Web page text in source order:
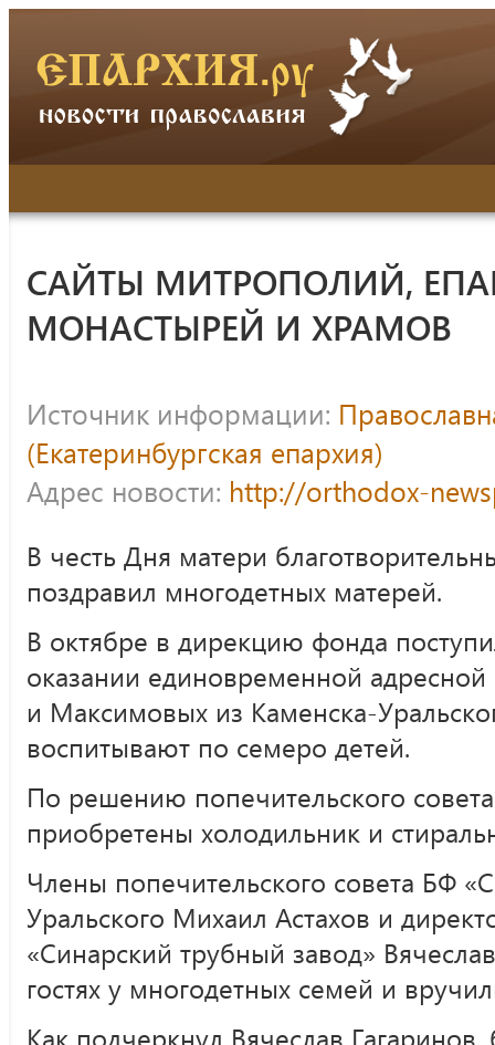
САЙТЫ МИТРОПОЛИЙ,
МОНАСТЫРЕЙ И ХРАМОВ
Источник информации:
(Екатеринбургская епархия)
Адрес новости: http://orthodox-
В честь Дня матери
поздравил многодетных матерей.
В октябре в дирекцию фонда
оказании единовременной
и Максимовых из Каменска-
воспитывают по семеро детей.
По решению попечительского
приобретены холодильник и
Члены попечительского совета БФ
Уральского Михаил Астахов и
«Синарский трубный завод»
гостях у многодетных семей и
Как подчеркнул Вячеслав